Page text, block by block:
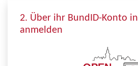
2. Über ihr BundID-Konto
anmelden